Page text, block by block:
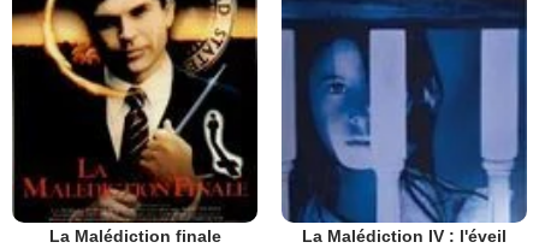
La Malédiction finale La Malédiction IV : l'éveil